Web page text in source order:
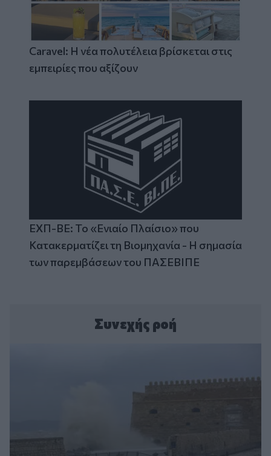
Caravel: Η νέα πολυτέλεια βρίσκεται στις
εμπειρίες που αξίζουν
ΕΧΠ-ΒΕ: Το «Ενιαίο Πλαίσιο» που
Κατακερματίζει τη Βιομηχανία - Η σημασία
των παρεμβάσεων του ΠΑΣΕΒΙΠΕ
Συνεχής ροή